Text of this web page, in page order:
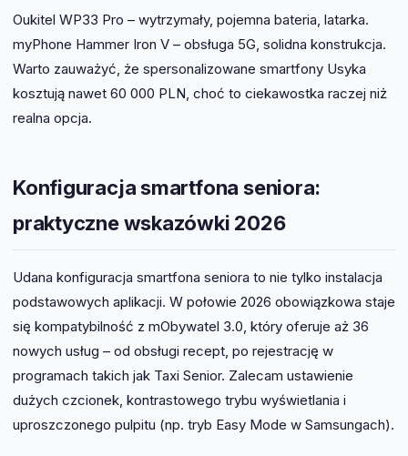
Oukitel WP33 Pro – wytrzymały, pojemna bateria, latarka.
myPhone Hammer Iron V – obsługa 5G, solidna konstrukcja.
Warto zauważyć, że spersonalizowane smartfony Usyka
kosztują nawet 60 000 PLN, choć to ciekawostka raczej niż
realna opcja.
Konfiguracja smartfona seniora:
praktyczne wskazówki 2026
Udana konfiguracja smartfona seniora to nie tylko instalacja
podstawowych aplikacji. W połowie 2026 obowiązkowa staje
się kompatybilność z mObywatel 3.0, który oferuje aż 36
nowych usług – od obsługi recept, po rejestrację w
programach takich jak Taxi Senior. Zalecam ustawienie
dużych czcionek, kontrastowego trybu wyświetlania i
uproszczonego pulpitu (np. tryb Easy Mode w Samsungach).